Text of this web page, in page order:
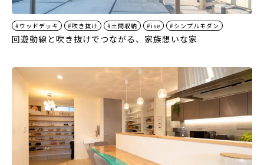
#ウッドデッキ #吹き抜け #土間収納 #ise #シンプルモダン
回遊動線と吹き抜けでつながる、家族想いな家